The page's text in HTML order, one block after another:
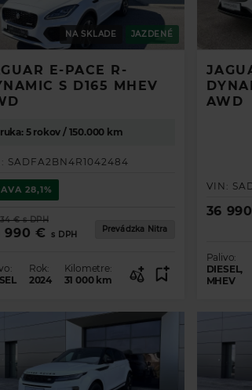
NA SKLADE JAZDENÉ
E-PACE R-
S D165 MHEV
5 rokov / 150.000 km
SADFA2BN4R1042484
28,1%
€ s DPH
990 € s DPH
Prevádzka Nitra
Rok:
2024
Kilometre:
31 000 km
AWD
VIN:
36
Palivo:
DIESEL,
MHEV